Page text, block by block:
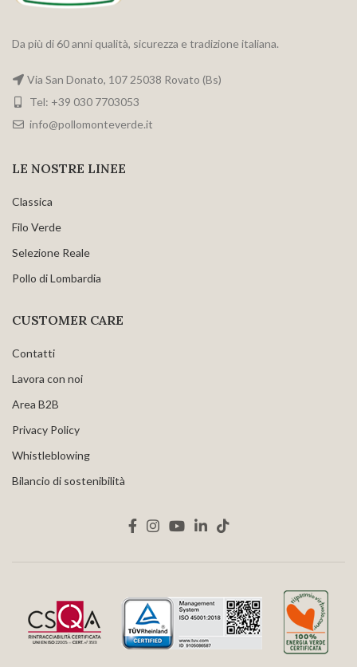
Da più di 60 anni qualità, sicurezza e tradizione italiana.
Via San Donato, 107 25038 Rovato (Bs)
Tel: +39 030 7703053
info@pollomonteverde.it
LE NOSTRE LINEE
Classica
Filo Verde
Selezione Reale
Pollo di Lombardia
CUSTOMER CARE
Contatti
Lavora con noi
Area B2B
Privacy Policy
Whistleblowing
Bilancio di sostenibilità